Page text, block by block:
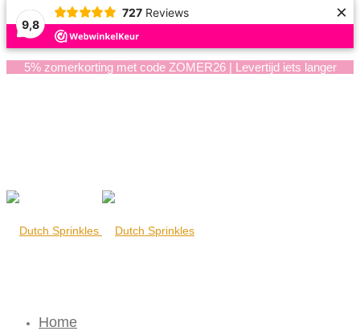
9,8
727 Reviews ×
5% zomerkorting met code ZOMER26 | Levertijd iets langer
Home